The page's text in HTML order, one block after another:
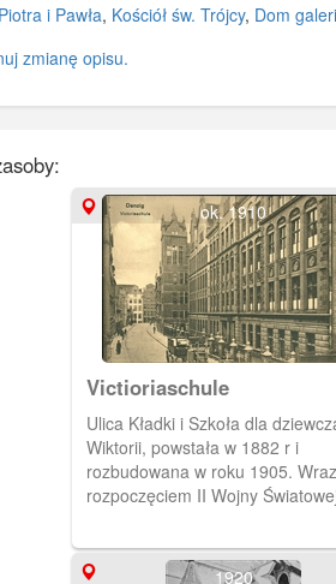
i Pawła, Kościół św. Trójcy, Dom
zmianę opisu.
ok. 1910
Victioriaschule
Ulica Kładki i Szkoła dla
Wiktorii, powstała w 1882 r i
rozbudowana w roku 1905. Wraz z
rozpoczęciem II Wojny
główne miejsce gromadzenia
aresztowanych Polaków oraz
1920